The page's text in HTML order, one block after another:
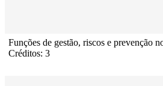
Funções de gestão, riscos e prevenção
Créditos: 3